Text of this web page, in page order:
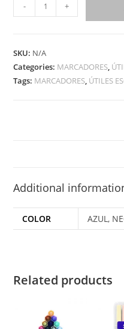
- +
SKU: N/A
Categories: MARCADORES,
Tags: MARCADORES, ÚTILES
Additional
COLOR AZUL,
Related products